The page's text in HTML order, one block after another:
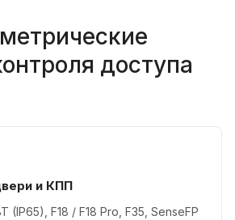
доступа
и КПП
(IP65), F18 / F18 Pro, F35, SenseFP